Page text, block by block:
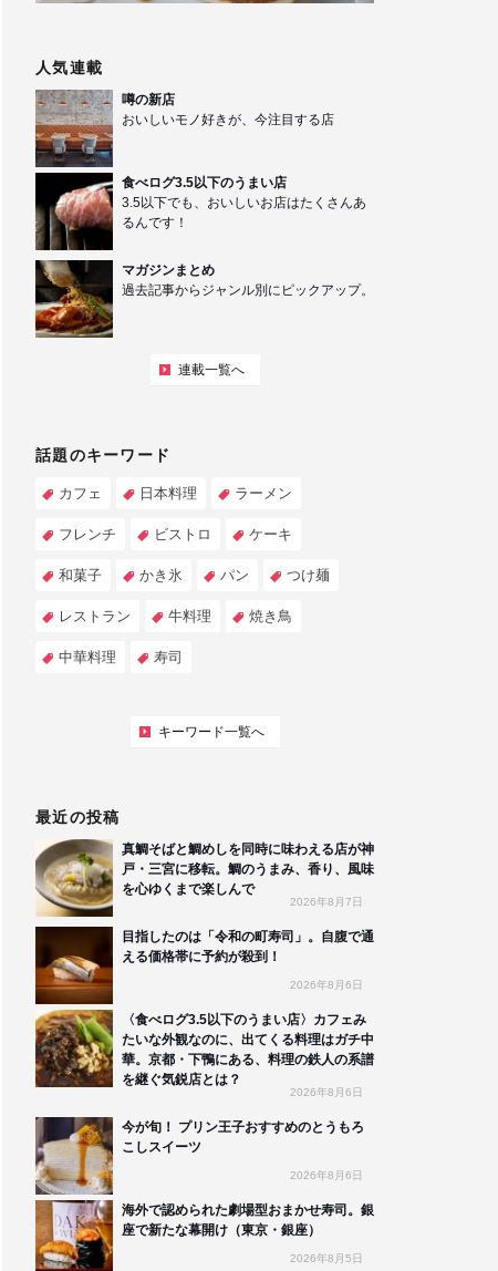
人気連載
噂の新店
おいしいモノ好きが、今注目する店
食べログ3.5以下のうまい店
3.5以下でも、おいしいお店はたくさんあ
るんです！
マガジンまとめ
過去記事からジャンル別にピックアップ。
連載一覧へ
話題のキーワード
カフェ 日本料理 ラーメン
フレンチ ビストロ ケーキ
和菓子 かき氷 パン つけ麺
レストラン 牛料理 焼き鳥
中華料理 寿司
キーワード一覧へ
最近の投稿
真鯛そばと鯛めしを同時に味わえる店が神
戸・三宮に移転。鯛のうまみ、香り、風味
を心ゆくまで楽しんで
2026年8月7日
目指したのは「令和の町寿司」。自腹で通
える価格帯に予約が殺到！
2026年8月6日
〈食べログ3.5以下のうまい店〉カフェみ
たいな外観なのに、出てくる料理はガチ中
華。京都・下鴨にある、料理の鉄人の系譜
を継ぐ気鋭店とは？
2026年8月6日
今が旬！ プリン王子おすすめのとうもろ
こしスイーツ
2026年8月6日
海外で認められた劇場型おまかせ寿司。銀
座で新たな幕開け（東京・銀座）
2026年8月5日